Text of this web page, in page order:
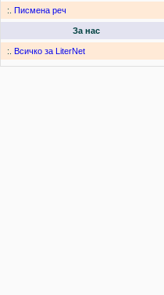
:. Писмена реч
За нас
:. Всичко за LiterNet